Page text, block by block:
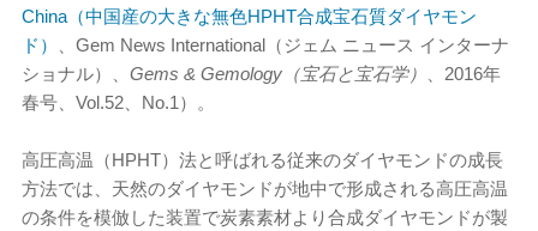
China（中国産の大きな無色HPHT合成宝石質ダイヤモン
ド）
、Gem News International（ジェム ニュース インターナ
ショナル）、 Gems & Gemology（宝石と宝石学）
、2016年
春号、Vol.52、No.1）。
高圧高温（HPHT）法と呼ばれる従来のダイヤモンドの成長
方法では、天然のダイヤモンドが地中で形成される高圧高温
の条件を模倣した装置で炭素素材より合成ダイヤモンドが製